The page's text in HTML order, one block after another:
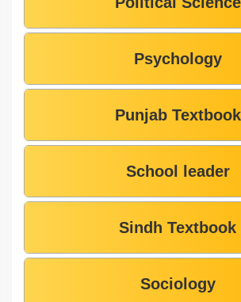
Psychology
Punjab Textbook
School leader
Sindh Textbook
Sociology